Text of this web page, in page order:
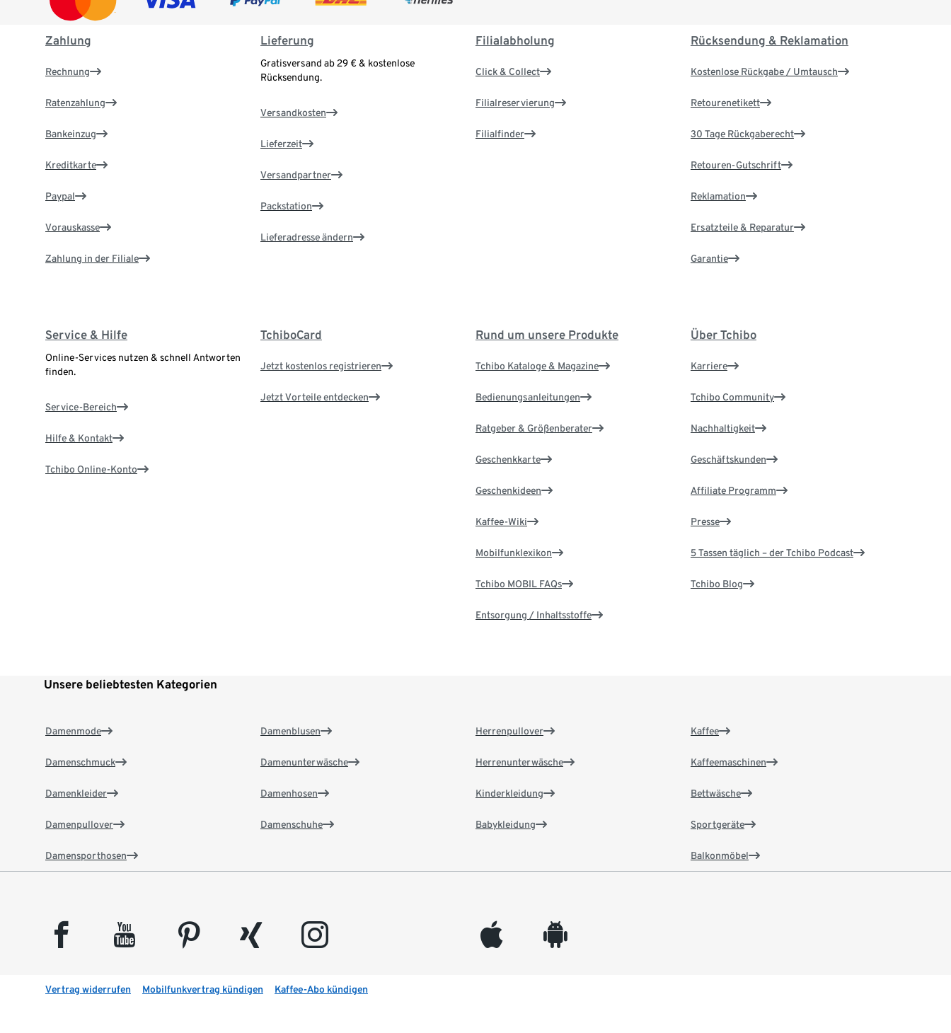
Zahlung
Rechnung
Ratenzahlung
Bankeinzug
Kreditkarte
Paypal
Vorauskasse
Zahlung in der Filiale
Lieferung
Gratisversand ab 29 € & kostenlose
Rücksendung.
Versandkosten
Lieferzeit
Versandpartner
Packstation
Lieferadresse ändern
Filialabholung
Click & Collect
Filialreservierung
Filialfinder
Rücksendung & Reklamation
Kostenlose Rückgabe / Umtausch
Retourenetikett
30 Tage Rückgaberecht
Retouren-Gutschrift
Reklamation
Ersatzteile & Reparatur
Garantie
Service & Hilfe
Online-Services nutzen & schnell Antworten
finden.
Service-Bereich
Hilfe & Kontakt
Tchibo Online-Konto
TchiboCard
Jetzt kostenlos registrieren
Jetzt Vorteile entdecken
Rund um unsere Produkte
Tchibo Kataloge & Magazine
Bedienungsanleitungen
Ratgeber & Größenberater
Geschenkkarte
Geschenkideen
Kaffee-Wiki
Mobilfunklexikon
Tchibo MOBIL FAQs
Entsorgung / Inhaltsstoffe
Über Tchibo
Karriere
Tchibo Community
Nachhaltigkeit
Geschäftskunden
Affiliate Programm
Presse
5 Tassen täglich – der Tchibo Podcast
Tchibo Blog
Unsere beliebtesten Kategorien
Damenmode
Damenschmuck
Damenkleider
Damenpullover
Damensporthosen
Damenblusen
Damenunterwäsche
Damenhosen
Damenschuhe
Herrenpullover
Herrenunterwäsche
Kinderkleidung
Babykleidung
Kaffee
Kaffeemaschinen
Bettwäsche
Sportgeräte
Balkonmöbel
facebook youtube pinterest xing instagram appleinc android
Vertrag widerrufen Mobilfunkvertrag kündigen Kaffee-Abo kündigen